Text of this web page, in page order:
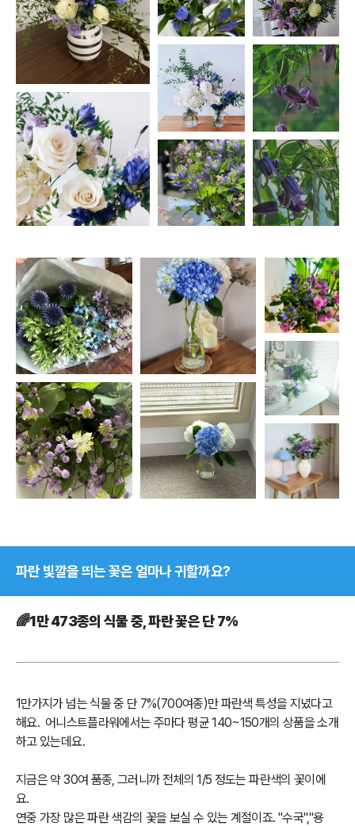
파란 빛깔을 띄는 꽃은 얼마나 귀할까요?
🌈1만 473종의 식물 중, 파란 꽃은 단 7%
1만가지가 넘는 식물 중 단 7%(700여종)만 파란색 특성을 지녔다고
해요. 어니스트플라워에서는 주마다 평균 140~150개의 상품을 소개
하고 있는데요.
지금은 약 30여 품종, 그러니까 전체의 1/5 정도는 파란색의 꽃이에
요.
연중 가장 많은 파란 색감의 꽃을 보실 수 있는 계절이죠. "수국","용